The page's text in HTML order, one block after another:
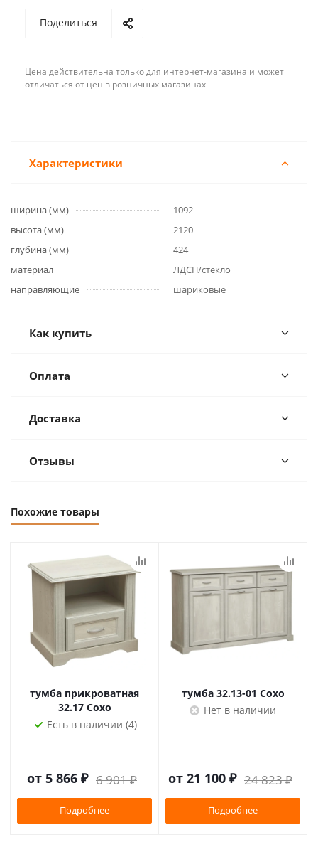
Поделиться
Цена действительна только для интернет-магазина и может
отличаться от цен в розничных магазинах
Характеристики
ширина (мм)
1092
высота (мм)
2120
глубина (мм)
424
материал
ЛДСП/стекло
направляющие
шариковые
Как купить
Оплата
Доставка
Отзывы
Похожие товары
тумба прикроватная
32.17 Сохо
Есть в наличии (4)
от 5 866 ₽ 6 901 ₽
Подробнее
тумба 32.13-01 Сохо
Нет в наличии
от 21 100 ₽ 24 823 ₽
Подробнее